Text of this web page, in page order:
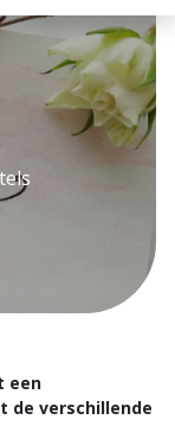
een
de verschillende